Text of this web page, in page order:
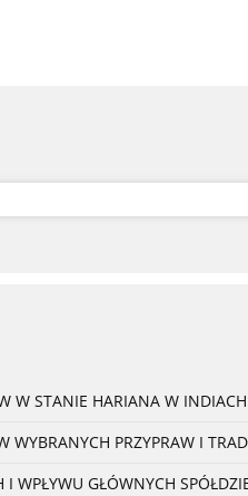
W STANIE HARIANA W
PRZYPRAW I
WPŁYWU GŁÓWNYCH